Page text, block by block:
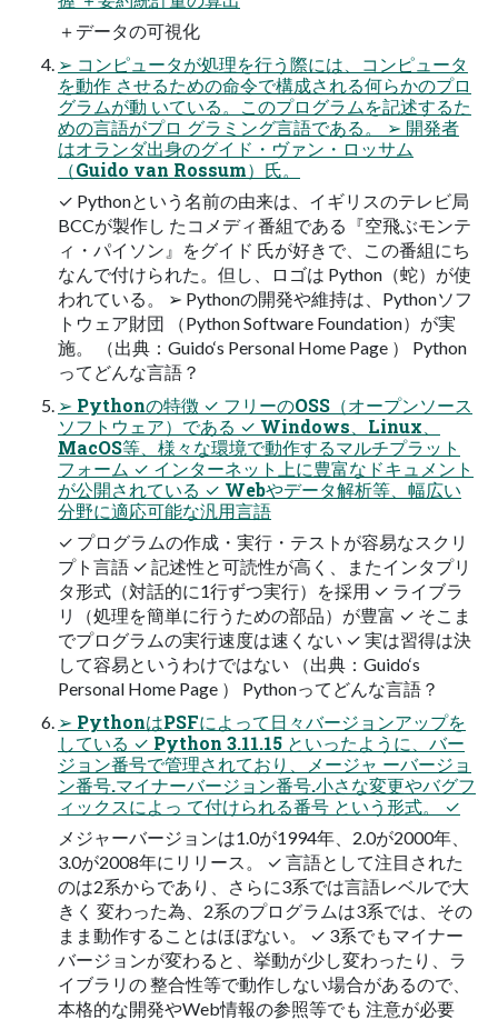
＋データの可視化
➢ コンピュータが処理を行う際には、コンピュータ
を動作 させるための命令で構成される何らかのプロ
グラムが動 いている。このプログラムを記述するた
めの言語がプロ グラミング言語である。 ➢ 開発者
はオランダ出身のグイド・ヴァン・ロッサム
（Guido van Rossum）氏。
✓ Pythonという名前の由来は、イギリスのテレビ局
BCCが製作し たコメディ番組である『空飛ぶモンテ
ィ・パイソン』をグイド 氏が好きで、この番組にち
なんで付けられた。但し、ロゴは Python（蛇）が使
われている。 ➢ Pythonの開発や維持は、Pythonソフ
トウェア財団 （Python Software Foundation）が実
施。 （出典：Guido‘s Personal Home Page ） Python
ってどんな言語？
➢ Pythonの特徴 ✓ フリーのOSS（オープンソース
ソフトウェア）である ✓ Windows、Linux、
MacOS等、様々な環境で動作するマルチプラット
フォーム ✓ インターネット上に豊富なドキュメント
が公開されている ✓ Webやデータ解析等、幅広い
分野に適応可能な汎用言語
✓ プログラムの作成・実行・テストが容易なスクリ
プト言語 ✓ 記述性と可読性が高く、またインタプリ
タ形式（対話的に1行ずつ実行）を採用 ✓ ライブラ
リ（処理を簡単に行うための部品）が豊富 ✓ そこま
でプログラムの実行速度は速くない ✓ 実は習得は決
して容易というわけではない （出典：Guido‘s
Personal Home Page ） Pythonってどんな言語？
➢ PythonはPSFによって日々バージョンアップを
している ✓ Python 3.11.15 といったように、バー
ジョン番号で管理されており、メージャ ーバージョ
ン番号.マイナーバージョン番号.小さな変更やバグフ
ィックスによっ て付けられる番号 という形式。 ✓
メジャーバージョンは1.0が1994年、2.0が2000年、
3.0が2008年にリリース。 ✓ 言語として注目された
のは2系からであり、さらに3系では言語レベルで大
きく 変わった為、2系のプログラムは3系では、その
まま動作することはほぼない。 ✓ 3系でもマイナー
バージョンが変わると、挙動が少し変わったり、ラ
イブラリの 整合性等で動作しない場合があるので、
本格的な開発やWeb情報の参照等でも 注意が必要